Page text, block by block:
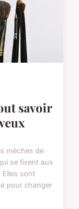
savoir
mèches de
se fixent aux
Elles sont
pour changer